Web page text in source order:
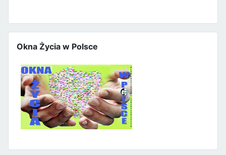
Okna Życia w Polsce